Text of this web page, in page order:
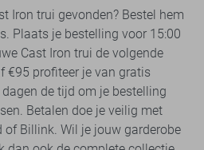
Iron trui gevonden? Bestel hem
Plaats je bestelling voor 15:00
Cast Iron trui de volgende
€95 profiteer je van gratis
de tijd om je bestelling
Betalen doe je veilig met
of Billink. Wil je jouw garderobe